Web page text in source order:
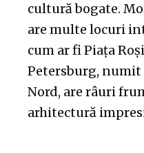
cultură bogate.
are multe locuri
cum ar fi Piața
Petersburg, numit
Nord, are râuri
arhitectură